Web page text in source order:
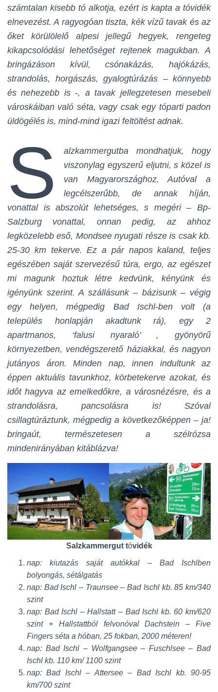
számtalan kisebb tó alkotja, ezért is kapta a tóvidék
elnevezést. A ragyogóan tiszta, kék vízű tavak és az
őket körülölelő alpesi jellegű hegyek, rengeteg
kikapcsolódási lehetőséget rejtenek magukban. A
bringázáson kívül, csónakázás, hajókázás,
strandolás, horgászás, gyalogtúrázás – könnyebb
és nehezebb is -, a tavak jellegzetesen mesebeli
városkáiban való séta, vagy csak egy tóparti padon
üldögélés is, mind-mind igazi feltöltést adnak.
S
alzkammergutba mondhatjuk, hogy
viszonylag egyszerű eljutni, s közel is
van Magyarországhoz. Autóval a
legcélszerűbb, de annak híján,
vonattal is abszolút lehetséges, s megéri – Bp-
Salzburg vonattal, onnan pedig, az ahhoz
legközelebb eső, Mondsee nyugati része is csak kb.
25-30 km tekerve.Ez a pár napos kaland, teljes
egészében saját szervezésű túra, ergo, az egészet
mi magunk hoztuk létre kedvünk, kényünk és
igényünk szerint. A szállásunk – bázisunk – végig
egy helyen, mégpedig Bad Ischl-ben volt (a
település honlapján akadtunk rá), egy 2
apartmanos, ‘falusi nyaraló’ , gyönyörű
környezetben, vendégszerető háziakkal, és nagyon
jutányos áron. Minden nap, innen indultunk az
éppen aktuális tavunkhoz, körbetekerve azokat, és
időt hagyva az emelkedőkre, a városnézésre, és a
strandolásra, pancsolásra is! Szóval
csillagtúráztunk, mégpedig a következőképpen – ja!
bringaút, természetesen a szélrózsa
mindenirányában kitáblázva!
Salzkammergut tóvidék
nap: kiutazás saját autókkal – Bad Ischlben
bolyongás, sétálgatás
nap: Bad Ischl – Traunsee – Bad Ischl kb. 85 km/340
szint
nap: Bad Ischl – Hallstatt – Bad Ischl kb. 60 km/620
szint + Hallstattból felvonóval Dachstein – Five
Fingers séta a hóban, 25 fokban, 2000 méteren!
nap: Bad Ischl – Wolfgangsee – Fuschlsee – Bad
Ischl kb. 110 km/ 1100 szint
nap: Bad Ischl – Attersee – Bad Ischl kb. 90-95
km/700 szint